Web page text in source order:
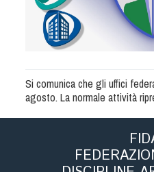
Si comunica che gli uffici
agosto. La normale attività
Albo